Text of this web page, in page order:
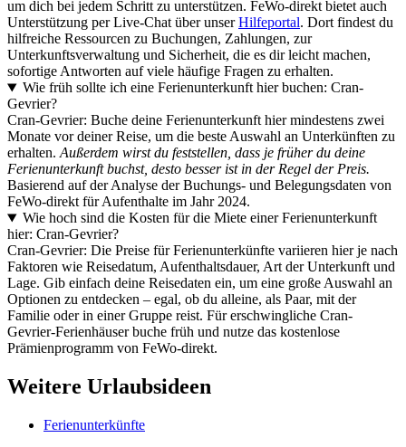
um dich bei jedem Schritt zu unterstützen. FeWo-direkt bietet auch
Unterstützung per Live-Chat über unserHilfeportal. Dort findest du
hilfreiche Ressourcen zu Buchungen, Zahlungen, zur
Unterkunftsverwaltung und Sicherheit, die es dir leicht machen,
sofortige Antworten auf viele häufige Fragen zu erhalten.
Wie früh sollte ich eine Ferienunterkunft hier buchen: Cran-
Gevrier?
Cran-Gevrier: Buche deine Ferienunterkunft hier mindestens zwei
Monate vor deiner Reise, um die beste Auswahl an Unterkünften zu
erhalten. Außerdem wirst du feststellen, dass je früher du deine
Ferienunterkunft buchst, desto besser ist in der Regel der Preis.
Basierend auf der Analyse der Buchungs- und Belegungsdaten von
FeWo-direkt für Aufenthalte im Jahr 2024.
Wie hoch sind die Kosten für die Miete einer Ferienunterkunft
hier: Cran-Gevrier?
Cran-Gevrier: Die Preise für Ferienunterkünfte variieren hier je nach
Faktoren wie Reisedatum, Aufenthaltsdauer, Art der Unterkunft und
Lage. Gib einfach deine Reisedaten ein, um eine große Auswahl an
Optionen zu entdecken – egal, ob du alleine, als Paar, mit der
Familie oder in einer Gruppe reist. Für erschwingliche Cran-
Gevrier-Ferienhäuser buche früh und nutze das kostenlose
Prämienprogramm von FeWo-direkt.
Weitere Urlaubsideen
Ferienunterkünfte